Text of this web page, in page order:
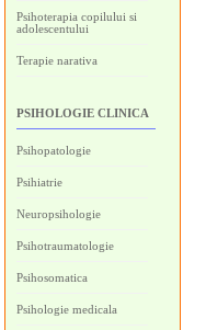
Psihoterapia copilului si
adolescentului
Terapie narativa
PSIHOLOGIE CLINICA
Psihopatologie
Psihiatrie
Neuropsihologie
Psihotraumatologie
Psihosomatica
Psihologie medicala